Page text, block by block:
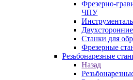
Фрезерно-
ЧПУ
Станки для
Фрезерные
Резьбонарезные
Назад